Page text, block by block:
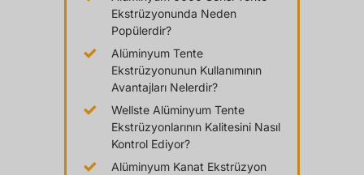
Ekstrüzyonunda Neden
Popülerdir?
Alüminyum Tente
Ekstrüzyonunun Kullanımının
Avantajları Nelerdir?
Wellste Alüminyum Tente
Ekstrüzyonlarının Kalitesini Nasıl
Kontrol Ediyor?
Alüminyum Kanat Ekstrüzyon